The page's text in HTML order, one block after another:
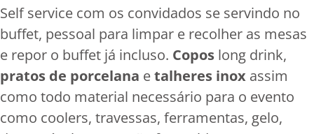
Self service com os convidados se servindo no
buffet, pessoal para limpar e recolher as mesas
e repor o buffet já incluso. Copos long drink,
pratos de porcelana etalheres inox assim
como todo material necessário para o evento
como coolers, travessas, ferramentas, gelo,